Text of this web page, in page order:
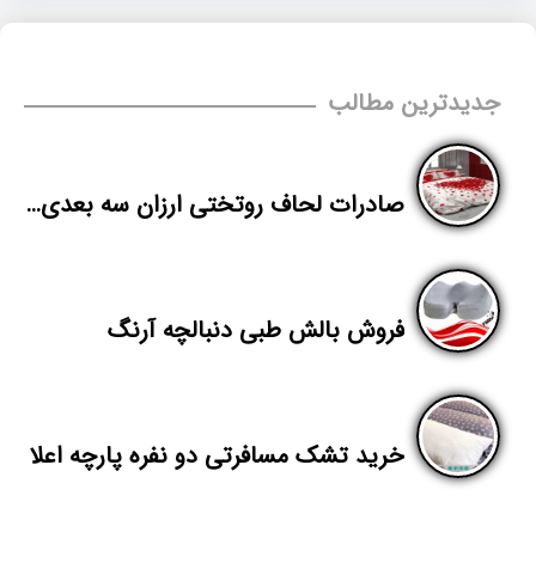
جدیدترین مطالب
صادرات لحاف روتختی ارزان سه بعدی به عراق
فروش بالش طبی دنبالچه آرنگ
خرید تشک مسافرتی دو نفره پارچه اعلا